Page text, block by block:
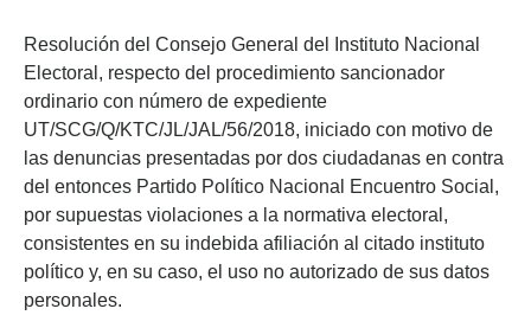
Resolución del Consejo General del Instituto Nacional
Electoral, respecto del procedimiento sancionador
ordinario con número de expediente
UT/SCG/Q/KTC/JL/JAL/56/2018, iniciado con motivo de
las denuncias presentadas por dos ciudadanas en contra
del entonces Partido Político Nacional Encuentro Social,
por supuestas violaciones a la normativa electoral,
consistentes en su indebida afiliación al citado instituto
político y, en su caso, el uso no autorizado de sus datos
personales.